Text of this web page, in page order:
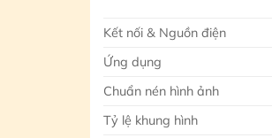
Kết nối & Nguồn điện
Ứng dụng
Chuẩn nén hình ảnh
Tỷ lệ khung hình